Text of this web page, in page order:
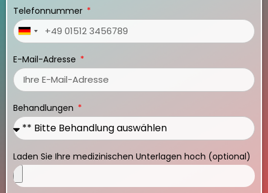
Telefonnummer
Germany
E-Mail-Adresse
Behandlungen
Laden Sie Ihre medizinischen Unterlagen hoch (optional)